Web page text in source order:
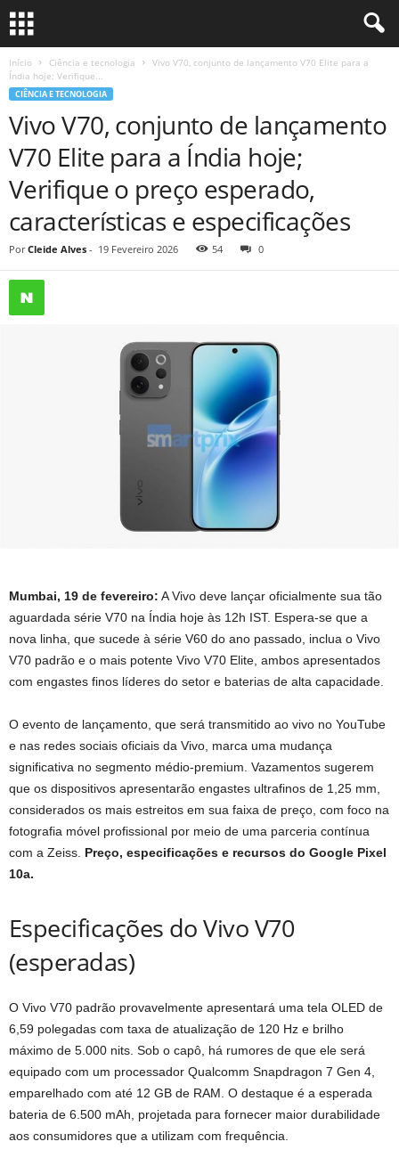
Início Ciência e tecnologia
Vivo V70, conjunto de lançamento V70 Elite para a
Índia hoje; Verifique...
CIÊNCIA E TECNOLOGIA
Vivo V70, conjunto de lançamento
V70 Elite para a Índia hoje;
Verifique o preço esperado,
características e especificações
Por Cleide Alves - 19 Fevereiro 2026 54 0
Mumbai, 19 de fevereiro: A Vivo deve lançar oficialmente sua tão
aguardada série V70 na Índia hoje às 12h IST. Espera-se que a
nova linha, que sucede à série V60 do ano passado, inclua o Vivo
V70 padrão e o mais potente Vivo V70 Elite, ambos apresentados
com engastes finos líderes do setor e baterias de alta capacidade.
O evento de lançamento, que será transmitido ao vivo no YouTube
e nas redes sociais oficiais da Vivo, marca uma mudança
significativa no segmento médio-premium. Vazamentos sugerem
que os dispositivos apresentarão engastes ultrafinos de 1,25 mm,
considerados os mais estreitos em sua faixa de preço, com foco na
fotografia móvel profissional por meio de uma parceria contínua
com a Zeiss. Preço, especificações e recursos do Google Pixel
10a.
Especificações do Vivo V70
(esperadas)
O Vivo V70 padrão provavelmente apresentará uma tela OLED de
6,59 polegadas com taxa de atualização de 120 Hz e brilho
máximo de 5.000 nits. Sob o capô, há rumores de que ele será
equipado com um processador Qualcomm Snapdragon 7 Gen 4,
emparelhado com até 12 GB de RAM. O destaque é a esperada
bateria de 6.500 mAh, projetada para fornecer maior durabilidade
aos consumidores que a utilizam com frequência.